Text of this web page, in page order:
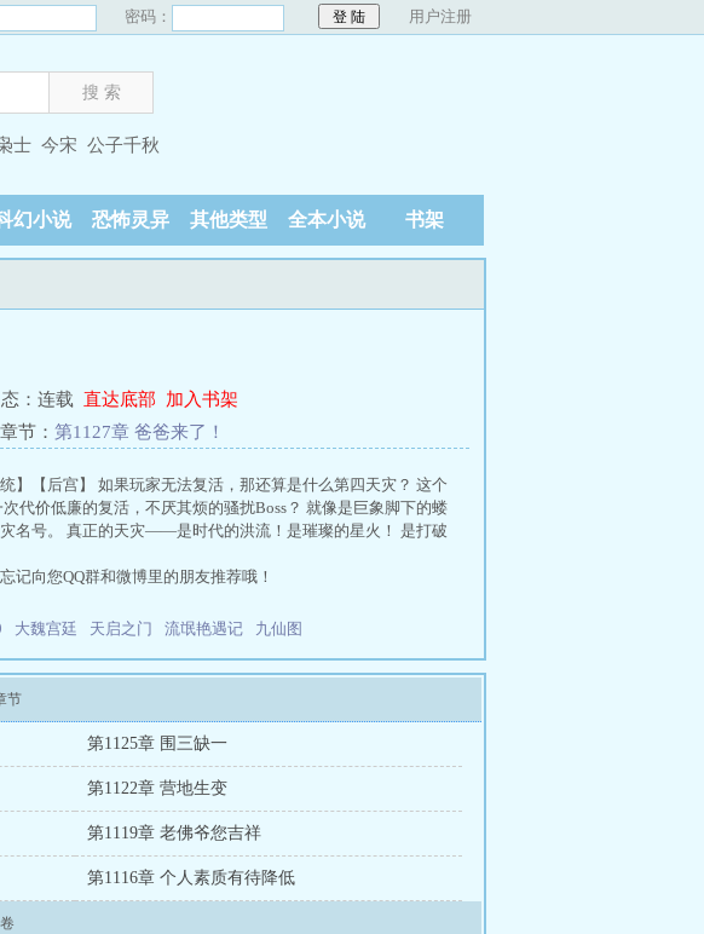
密码： 用户注册
士 今宋 公子千秋
幻小说 恐怖灵异 其他类型 全本小说 书架
：连载 直达底部
加入书架
节： 第1127章 爸爸来了！
】【后宫】 如果玩家无法复活，那还算是什么第四天灾？ 这个
代价低廉的复活，不厌其烦的骚扰Boss？ 就像是巨象脚下的蝼
名号。 真正的天灾——是时代的洪流！是璀璨的星火！ 是打破
记向您QQ群和微博里的朋友推荐哦！
大魏宫廷 天启之门 流氓艳遇记 九仙图
节
第1125章 围三缺一
第1122章 营地生变
第1119章 老佛爷您吉祥
第1116章 个人素质有待降低